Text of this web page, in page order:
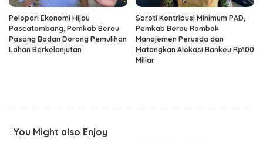
Pelopori Ekonomi Hijau
Pascatambang, Pemkab Berau
Pasang Badan Dorong Pemulihan
Lahan Berkelanjutan
Soroti Kontribusi Minimum PAD,
Pemkab Berau Rombak
Manajemen Perusda dan
Matangkan Alokasi Bankeu Rp100
Miliar
You Might also Enjoy